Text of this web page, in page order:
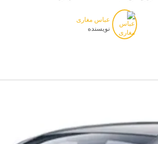
عباس مغاری
نویسنده